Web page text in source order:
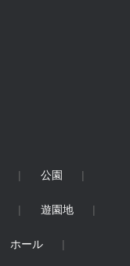
公園
遊園地
ホール